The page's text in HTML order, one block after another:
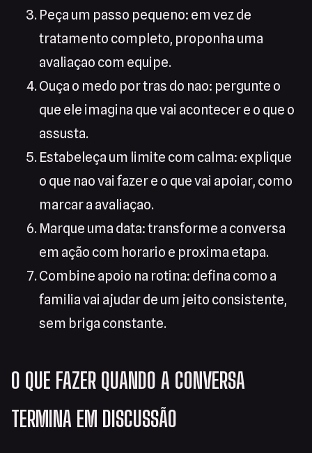
Peça um passo pequeno: em vez de
tratamento completo, proponha uma
avaliaçao com equipe.
Ouça o medo por tras do nao: pergunte o
que ele imagina que vai acontecer e o que o
assusta.
Estabeleça um limite com calma: explique
o que nao vai fazer e o que vai apoiar, como
marcar a avaliaçao.
Marque uma data: transforme a conversa
em ação com horario e proxima etapa.
Combine apoio na rotina: defina como a
familia vai ajudar de um jeito consistente,
sem briga constante.
O QUE FAZER QUANDO A CONVERSA
TERMINA EM DISCUSSÃO